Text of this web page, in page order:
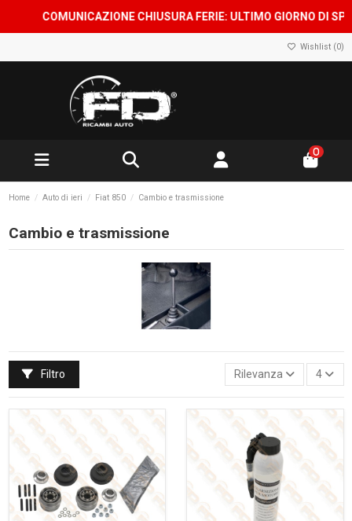
COMUNICAZIONE CHIUSURA FERIE: ULTIMO GIORNO DI
Wishlist (0)
0
Home Auto di ieri Fiat 850 Cambio e trasmissione
Cambio e trasmissione
Filtro Rilevanza 4